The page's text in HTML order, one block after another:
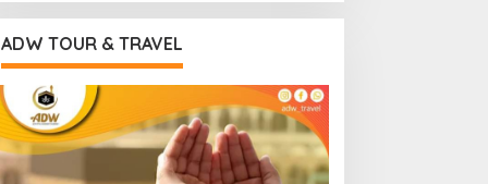
ADW TOUR & TRAVEL